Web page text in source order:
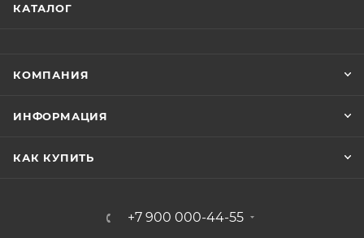
КАТАЛОГ
КОМПАНИЯ
ИНФОРМАЦИЯ
КАК КУПИТЬ
+7 900 000-44-55